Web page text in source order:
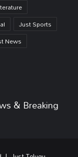
Just Sports
News
& Breaking